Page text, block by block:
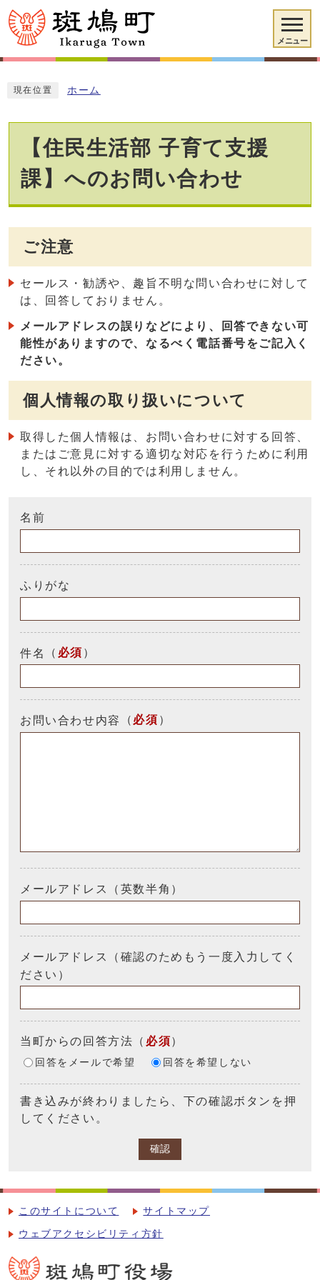
メニュー
現在位置 ホーム
【住民生活部 子育て支援
課】へのお問い合わせ
ご注意
セールス・勧誘や、趣旨不明な問い合わせに対して
は、回答しておりません。
メールアドレスの誤りなどにより、回答できない可
能性がありますので、なるべく電話番号をご記入く
ださい。
個人情報の取り扱いについて
取得した個人情報は、お問い合わせに対する回答、
またはご意見に対する適切な対応を行うために利用
し、それ以外の目的では利用しません。
名前
ふりがな
件名 （ 必須 ）
お問い合わせ内容 （ 必須 ）
メールアドレス（英数半角）
メールアドレス（確認のためもう一度入力してく
ださい）
当町からの回答方法 （ 必須）
回答をメールで希望 回答を希望しない
書き込みが終わりましたら、下の確認ボタンを押
してください。
確認
このサイトについて サイトマップ
ウェブアクセシビリティ方針